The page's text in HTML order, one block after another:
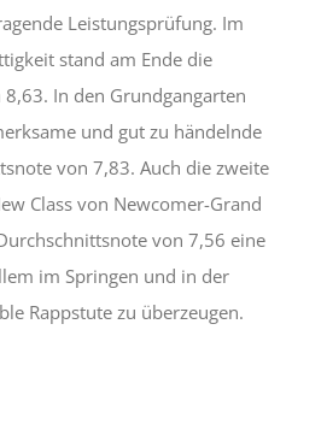
Leistungsprüfung. Im
stand am Ende die
In den Grundgangarten
und gut zu händelnde
von 7,83. Auch die zweite
Class von Newcomer-Grand
von 7,56 eine
im Springen und in der
Rappstute zu überzeugen.